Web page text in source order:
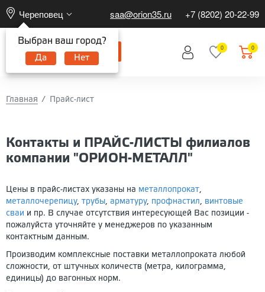
Череповец
Выбран ваш город?
Да Нет
saa@orion35.ru +7 (8202) 20-22-99
0 0
Главная Прайс-лист
Контакты и ПРАЙС-ЛИСТЫ филиалов
компании "ОРИОН-МЕТАЛЛ"
Цены в прайс-листах указаны на металлопрокат,
металлочерепицу, трубы, арматуру, профнастил, винтовые
сваи и пр. В случае отсутствия интересующей Вас позиции -
пожалуйста уточняйте у менеджеров по указанным
контактным данным.
Производим комплексные поставки металлопроката любой
сложности, от штучных количеств (метра, килограмма,
единицы) до вагонных норм.